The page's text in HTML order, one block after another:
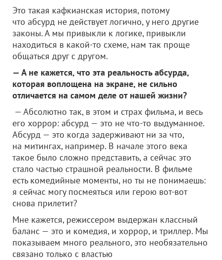
Это такая кафкианская история, потому
что абсурд не действует логично, у него другие
законы. А мы привыкли к логике, привыкли
находиться в какой-то схеме, нам так проще
общаться друг с другом.
— А не кажется, что эта реальность абсурда,
которая воплощена на экране, не сильно
отличается на самом деле от нашей жизни?
— Абсолютно так, в этом и страх фильма, и весь
его хоррор: абсурд — это не что-то выдуманное.
Абсурд — это когда задерживают ни за что,
на митингах, например. В начале этого века
такое было сложно представить, а сейчас это
стало частью страшной реальности. В фильме
есть комедийные моменты, но ты не понимаешь:
я сейчас могу посмеяться или герою вот-вот
снова прилетит?
Мне кажется, режиссером выдержан классный
баланс — это и комедия, и хоррор, и триллер. Мы
показываем много реального, это необязательно
связано только с властью